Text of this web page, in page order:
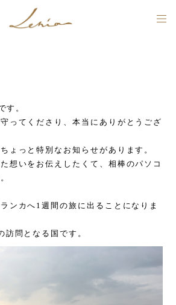
す。
ってくださり、本当にありがとうござ
ょっと特別なお知らせがあります。
想いをお伝えしたくて、相棒のパソコ
カへ1週間の旅に出ることになりま
訪問となる国です。